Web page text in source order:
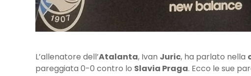
L’allenatore dell’Atalanta, Ivan Juric, ha parlato nella
pareggiata 0-0 contro lo Slavia Praga. Ecco le sue